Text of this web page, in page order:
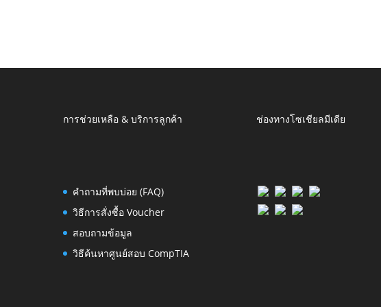
การช่วยเหลือ & บริการลูกค้า
คำถามที่พบบ่อย (FAQ)
วิธีการสั่งซื้อ Voucher
สอบถามข้อมูล
วิธีค้นหาศูนย์สอบ CompTIA
ช่องทางโซเชียลมีเดีย